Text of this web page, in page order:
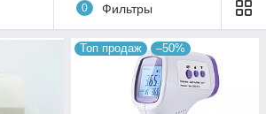
0 Фильтры
Топ продаж –50%